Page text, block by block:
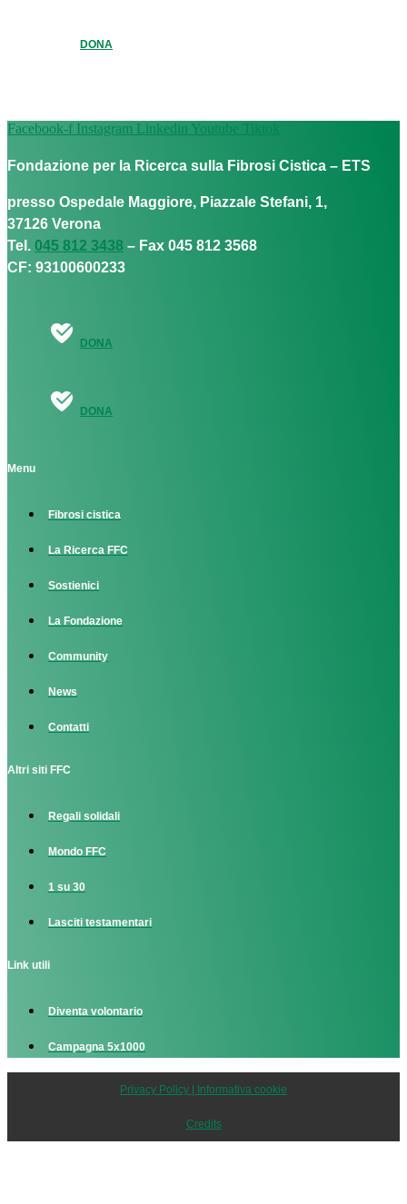
DONA
Facebook-f Instagram Linkedin Youtube Tiktok
Fondazione per la Ricerca sulla Fibrosi Cistica – ETS
presso Ospedale Maggiore, Piazzale Stefani, 1,
37126 Verona
Tel. 045 812 3438 – Fax 045 812 3568
CF: 93100600233
DONA
DONA
Menu
Fibrosi cistica
La Ricerca FFC
Sostienici
La Fondazione
Community
News
Contatti
Altri siti FFC
Regali solidali
Mondo FFC
1 su 30
Lasciti testamentari
Link utili
Diventa volontario
Campagna 5x1000
Privacy Policy | Informativa cookie
Credits